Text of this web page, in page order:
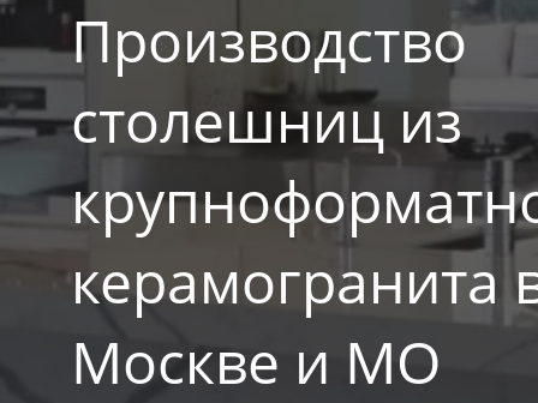
Производство
столешниц из
керамогранита
Москве и МО